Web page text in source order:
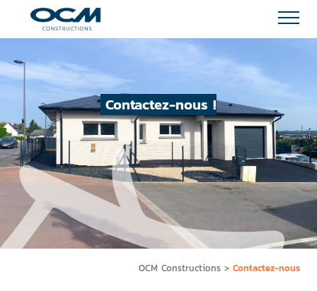
Contactez-nous !
OCM Constructions > Contactez-nous